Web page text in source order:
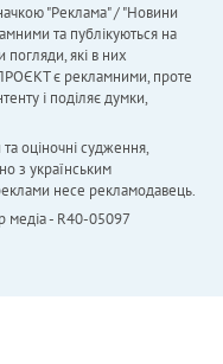
"Реклама" / "Новини
та публікуються на
які в них
є рекламними, проте
і поділяє думки,
оціночні судження,
з українським
несе рекламодавець.
медіа - R40-05097